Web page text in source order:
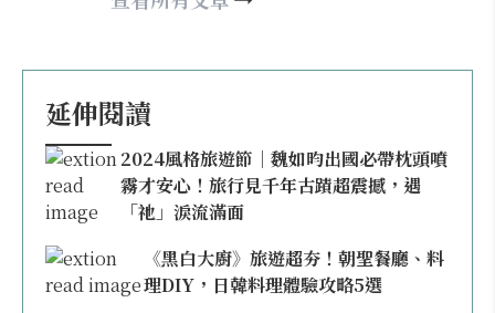
延伸閱讀
2024風格旅遊節｜魏如昀出國必帶枕頭噴
霧才安心！旅行見千年古蹟超震撼，遇
「祂」淚流滿面
《黑白大廚》旅遊超夯！朝聖餐廳、料
理DIY，日韓料理體驗攻略5選